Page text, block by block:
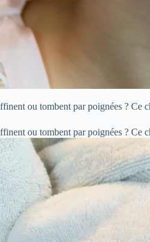
ou tombent par poignées ? Ce
ou tombent par poignées ? Ce